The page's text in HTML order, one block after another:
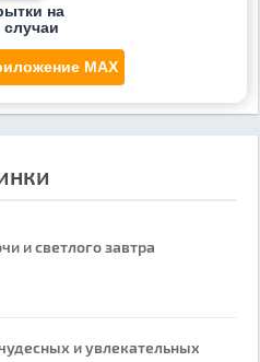
на
случаи
MAX
и светлого завтра
и увлекательных